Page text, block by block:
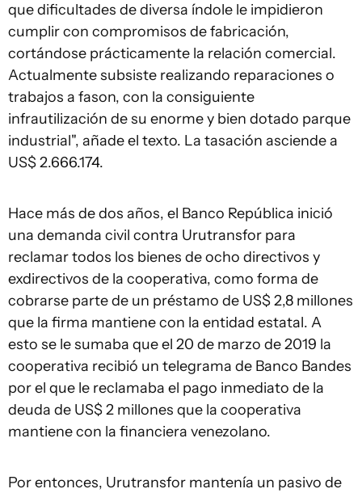
que dificultades de diversa índole le impidieron
cumplir con compromisos de fabricación,
cortándose prácticamente la relación comercial.
Actualmente subsiste realizando reparaciones o
trabajos a fason, con la consiguiente
infrautilización de su enorme y bien dotado parque
industrial", añade el texto. La tasación asciende a
US$ 2.666.174.
Hace más de dos años, el Banco República inició
una demanda civil contra Urutransfor para
reclamar todos los bienes de ocho directivos y
exdirectivos de la cooperativa, como forma de
cobrarse parte de un préstamo de US$ 2,8 millones
que la firma mantiene con la entidad estatal. A
esto se le sumaba que el 20 de marzo de 2019 la
cooperativa recibió un telegrama de Banco Bandes
por el que le reclamaba el pago inmediato de la
deuda de US$ 2 millones que la cooperativa
mantiene con la financiera venezolano.
Por entonces, Urutransfor mantenía un pasivo de